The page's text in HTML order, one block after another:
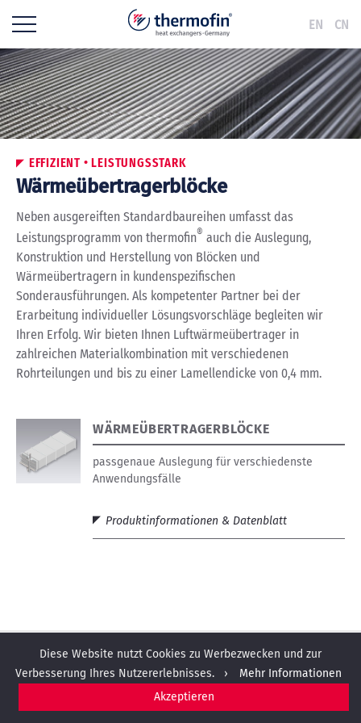
Diese Website nutzt Cookies zu Werbezwecken und zur
Verbesserung Ihres Nutzererlebnisses. ›
Mehr Informationen
Akzeptieren
EN CN
EFFIZIENT • LEISTUNGSSTARK
Wärmeübertragerblöcke
Neben ausgereiften Standardbaureihen umfasst das
Leistungsprogramm von thermofin® auch die Auslegung,
Konstruktion und Herstellung von Blöcken und
Wärmeübertragern in kundenspezifischen
Sonderausführungen. Als kompetenter Partner bei der
Erarbeitung individueller Lösungsvorschläge begleiten wir
Ihren Erfolg. Wir bieten Ihnen Luftwärmeübertrager in
zahlreichen Materialkombination mit verschiedenen
Rohrteilungen und bis zu einer Lamellendicke von 0,4 mm.
WÄRMEÜBERTRAGERBLÖCKE
passgenaue Auslegung für verschiedenste
Anwendungsfälle
Produktinformationen & Datenblatt
STANDORTE KONTAKT PPWR